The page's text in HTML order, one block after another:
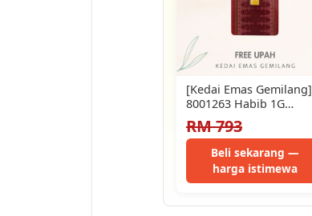
[Kedai Emas Gemilang]
8001263 Habib 1G
(H0360002) Gold Bar
(1.545Cm) (1G) [999…
RM 793
Beli sekarang —
harga istimewa